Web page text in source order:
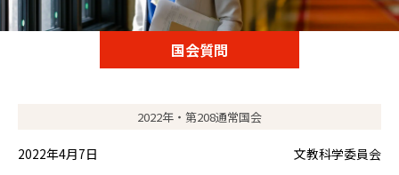
国会質問
2022年・第208通常国会
2022年4月7日 文教科学委員会